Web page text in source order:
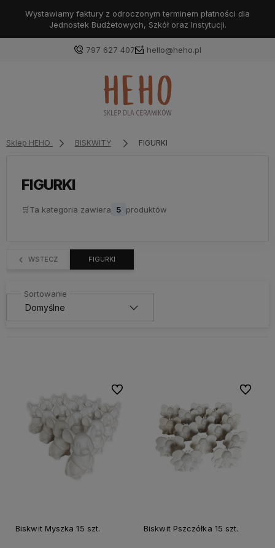
Wystawiamy faktury z odroczonym terminem płatności dla
Jednostek Budżetowych, Szkół oraz Instytucji.
797 627 407 hello@heho.pl
Zaloguj się
Wybierz coś dla siebie z naszej aktualnej oferty lub
Sklep HEHO BISKWITY FIGURKI
FIGURKI
🛒Ta kategoria zawiera 5 produktów
WSTECZ FIGURKI
Biskwit Myszka 15 szt.
Do ulubionych
Biskwit Pszczółka 15 szt.
Do